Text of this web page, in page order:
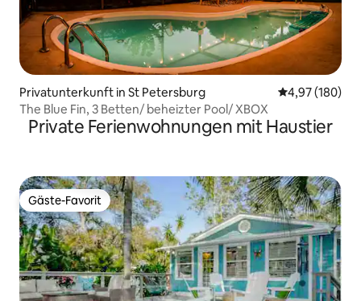
Privatunterkunft in St Petersburg
4,97 (180)
The Blue Fin, 3 Betten/ beheizter Pool/ XBOX
Private Ferienwohnungen mit Haustier
Gäste-Favorit
Gäste-Favorit